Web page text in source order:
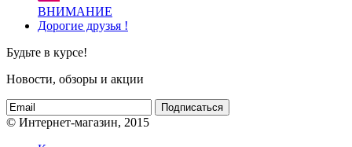
ВНИМАНИЕ
Дорогие друзья !
Будьте в курсе!
Новости, обзоры и акции
Подписаться
© Интернет-магазин, 2015